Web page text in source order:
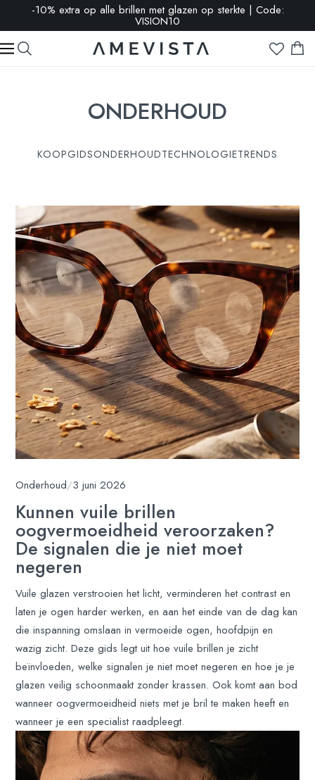
-10% extra op alle brillen met glazen op sterkte | Code:
VISION10
ONDERHOUD
KOOPGIDSONDERHOUDTECHNOLOGIETRENDS
Onderhoud/3 juni 2026
Kunnen vuile brillen
oogvermoeidheid veroorzaken?
De signalen die je niet moet
negeren
Vuile glazen verstrooien het licht, verminderen het contrast en
laten je ogen harder werken, en aan het einde van de dag kan
die inspanning omslaan in vermoeide ogen, hoofdpijn en
wazig zicht. Deze gids legt uit hoe vuile brillen je zicht
beïnvloeden, welke signalen je niet moet negeren en hoe je je
glazen veilig schoonmaakt zonder krassen. Ook komt aan bod
wanneer oogvermoeidheid niets met je bril te maken heeft en
wanneer je een specialist raadpleegt.